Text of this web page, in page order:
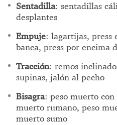
Sentadilla: sentadillas
desplantes
Empuje: lagartijas, press
banca, press por encima
Tracción: remos
supinas, jalón al pecho
Bisagra: peso muerto
muerto rumano, peso
muerto sumo